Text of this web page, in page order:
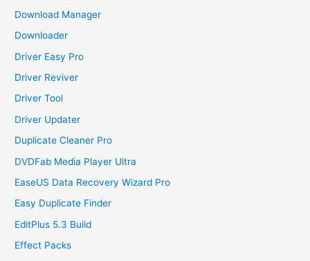
Download Manager
Downloader
Driver Easy Pro
Driver Reviver
Driver Tool
Driver Updater
Duplicate Cleaner Pro
DVDFab Media Player Ultra
EaseUS Data Recovery Wizard Pro
Easy Duplicate Finder
EditPlus 5.3 Build
Effect Packs